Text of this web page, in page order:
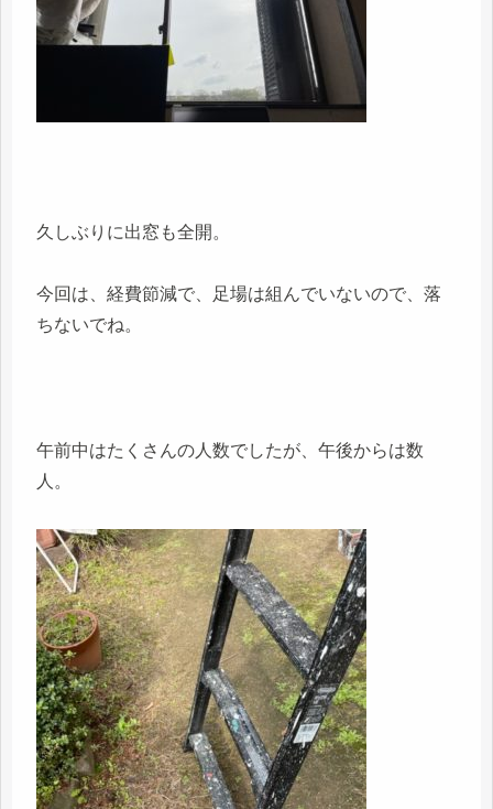
久しぶりに出窓も全開。
今回は、経費節減で、足場は組んでいないので、落
ちないでね。
午前中はたくさんの人数でしたが、午後からは数
人。